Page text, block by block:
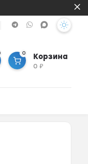
0 Корзина
0₽